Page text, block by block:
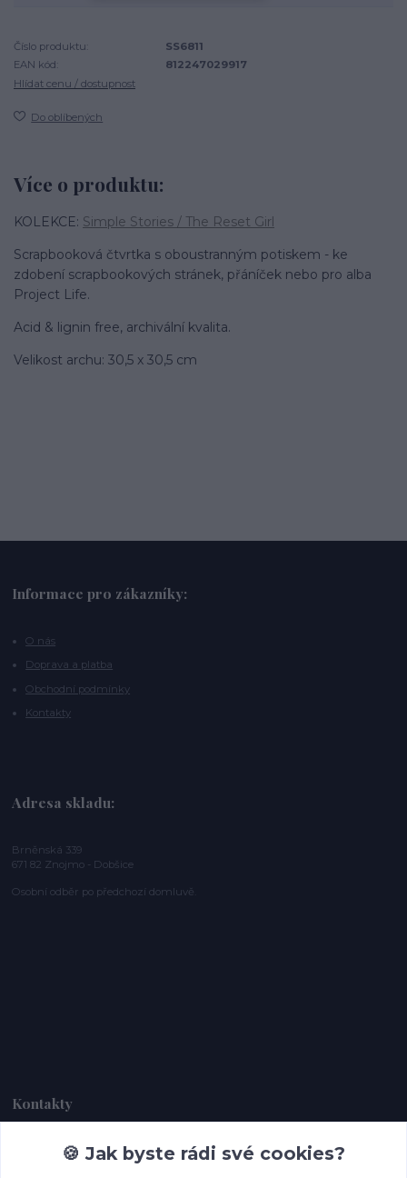
Číslo produktu:
SS6811
EAN kód:
812247029917
Hlídat cenu / dostupnost
Do oblíbených
Více o produktu:
KOLEKCE: Simple Stories / The Reset Girl
Scrapbooková čtvrtka s oboustranným potiskem - ke
zdobení scrapbookových stránek, přáníček nebo pro alba
Project Life.
Acid & lignin free, archivální kvalita.
Velikost archu: 30,5 x 30,5 cm
Informace pro zákazníky:
O nás
Doprava a platba
Obchodní podmínky
Kontakty
Adresa skladu:
Brněnská 339
671 82 Znojmo - Dobšice
Osobní odběr po předchozí domluvě.
Kontakty
Dagmar Handlová
+420 734 380 930
🍪 Jak byste rádi své cookies?